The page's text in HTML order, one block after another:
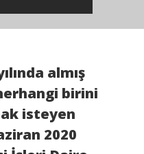
almış
birini
isteyen
2020